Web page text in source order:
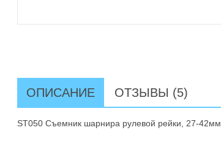
ОПИСАНИЕ ОТЗЫВЫ (5)
ST050 Съемник шарнира рулевой рейки, 27-42мм